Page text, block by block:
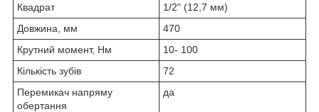
Квадрат
1/2" (12,7 мм)
Довжина, мм
470
Крутний момент, Нм
10- 100
Кількість зубів
72
Перемикач напряму
обертання
да